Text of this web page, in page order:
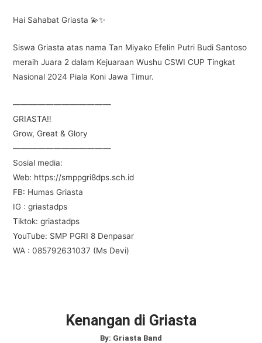
Hai Sahabat Griasta 💫✨
Siswa Griasta atas nama Tan Miyako Efelin Putri Budi Santoso
meraih Juara 2 dalam Kejuaraan Wushu CSWI CUP Tingkat
Nasional 2024 Piala Koni Jawa Timur.
————————————
GRIASTA‼️
Grow, Great & Glory
————————————
Sosial media:
Web: https://smppgri8dps.sch.id
FB: Humas Griasta
IG : griastadps
Tiktok: griastadps
YouTube: SMP PGRI 8 Denpasar
WA : 085792631037 (Ms Devi)
Kenangan di Griasta
By: Griasta Band